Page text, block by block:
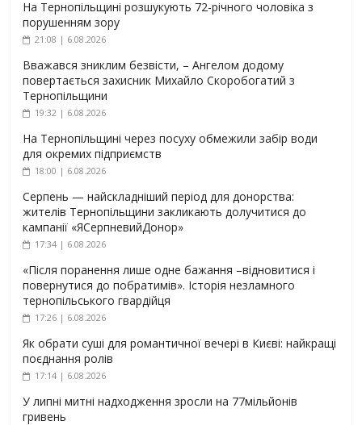
На Тернопільщині розшукують 72-річного чоловіка з
порушенням зору
21:08 | 6.08.2026
Вважався зниклим безвісти, – Ангелом додому
повертається захисник Михайло Скоробогатий з
Тернопільщини
19:32 | 6.08.2026
На Тернопільщині через посуху обмежили забір води
для окремих підприємств
18:00 | 6.08.2026
Серпень — найскладніший період для донорства:
жителів Тернопільщини закликають долучитися до
кампанії «ЯСерпневийДонор»
17:34 | 6.08.2026
«Після поранення лише одне бажання –відновитися і
повернутися до побратимів». Історія незламного
тернопільського гвардійця
17:26 | 6.08.2026
Як обрати суші для романтичної вечері в Києві: найкращі
поєднання ролів
17:14 | 6.08.2026
У липні митні надходження зросли на 77мільйонів
гривень